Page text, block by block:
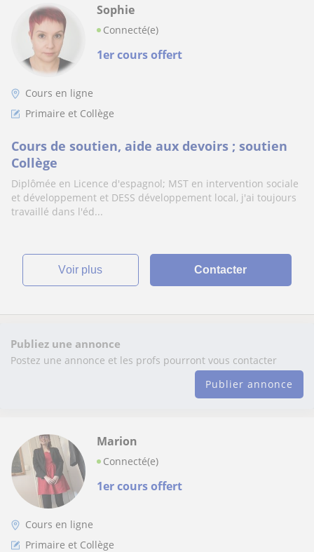
1er cours offert
Sophie
Connecté(e)
Cours en ligne
Primaire et Collège
Cours de soutien, aide aux devoirs ; soutien
Collège
Diplômée en Licence d'espagnol; MST en intervention sociale
et développement et DESS développement local, j'ai toujours
travaillé dans l'éd...
voir plus Contacter
Publiez une annonce
Postez une annonce et les profs pourront vous contacter
Publier annonce
1er cours offert
Marion
Connecté(e)
Cours en ligne
Primaire et Collège